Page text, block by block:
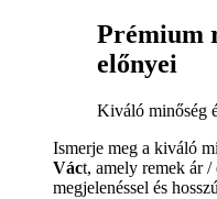
Prémium
előnyei
Kiváló minőség
Ismerje meg a kiváló
Váct, amely remek ár /
megjelenéssel és